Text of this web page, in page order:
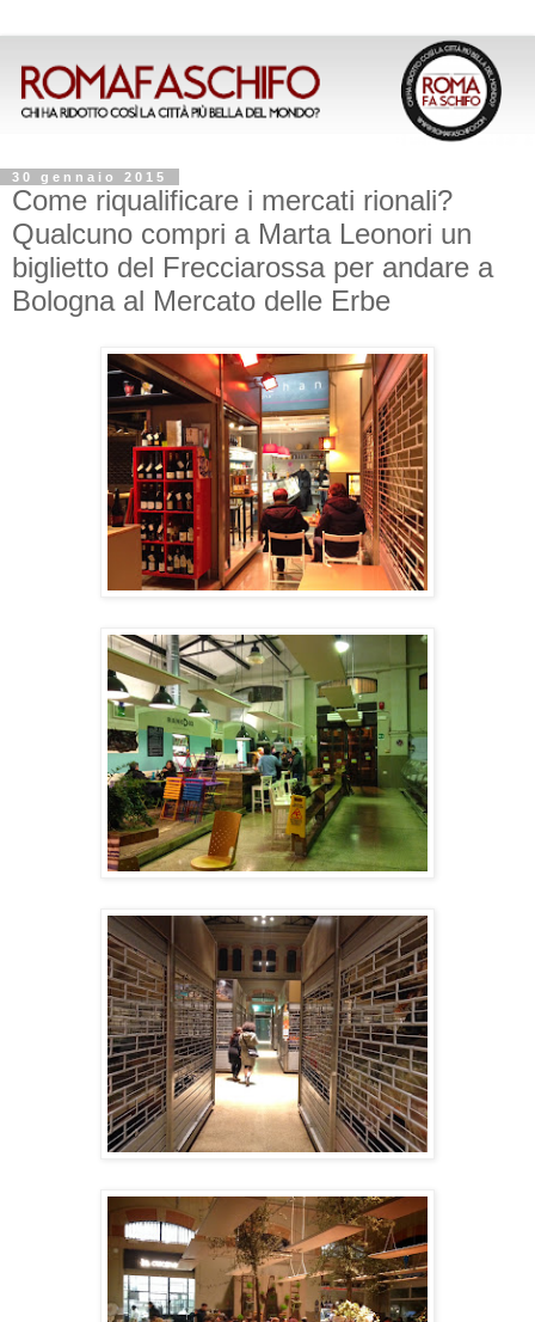
30 gennaio 2015
Come riqualificare i mercati rionali?
Qualcuno compri a Marta Leonori un
biglietto del Frecciarossa per andare a
Bologna al Mercato delle Erbe